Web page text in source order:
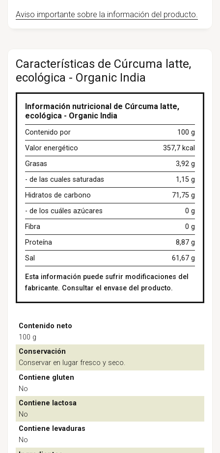
Aviso importante sobre la información del producto.
Características de Cúrcuma latte,
ecológica - Organic India
Información nutricional de Cúrcuma latte,
ecológica - Organic India
Contenido por
100 g
Valor energético
357,7 kcal
Grasas
3,92 g
- de las cuales saturadas
1,15 g
Hidratos de carbono
71,75 g
- de los cuáles azúcares
0 g
Fibra
0 g
Proteína
8,87 g
Sal
61,67 g
Esta información puede sufrir modificaciones del
fabricante. Consultar el envase del producto.
Contenido neto
100 g
Conservación
Conservar en lugar fresco y seco.
Contiene gluten
No
Contiene lactosa
No
Contiene levaduras
No